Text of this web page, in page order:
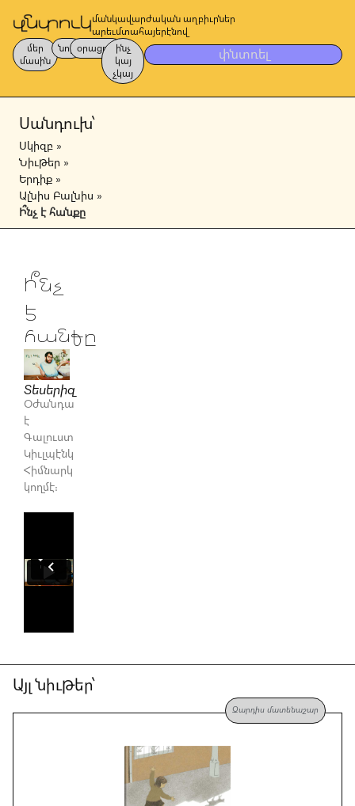
մանկավարժական աղբիւրներ
արեւմտահայերէնով
մեր
մասին
նոր օրացոյց
ինչ
կայ
չկայ
փնտռել
Սանդուխ՝
Սկիզբ »
Նիւթեր »
Երդիք »
Ալնիս Բալնիս »
Ի՞նչ է հանքը
Ի՞նչ
է
հանքը
Տեսերիզ
Օժանդակուած
է
Գալուստ
Կիւլպէնկեան
Հիմնարկութեան
կողմէ։
Այլ նիւթեր՝
Զարդիս մատենաշար